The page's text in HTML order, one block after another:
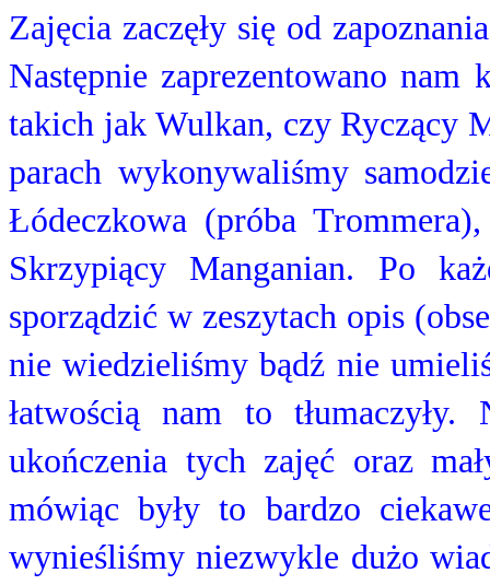
Zajęcia zaczęły się od
Następnie zaprezentowano nam
takich jak Wulkan, czy Ryczący
parach wykonywaliśmy
Łódeczkowa (próba
Skrzypiący Manganian. Po
sporządzić w zeszytach opis
nie wiedzieliśmy bądź nie
łatwością nam to
ukończenia tych zajęć oraz
mówiąc były to bardzo
wynieśliśmy niezwykle dużo